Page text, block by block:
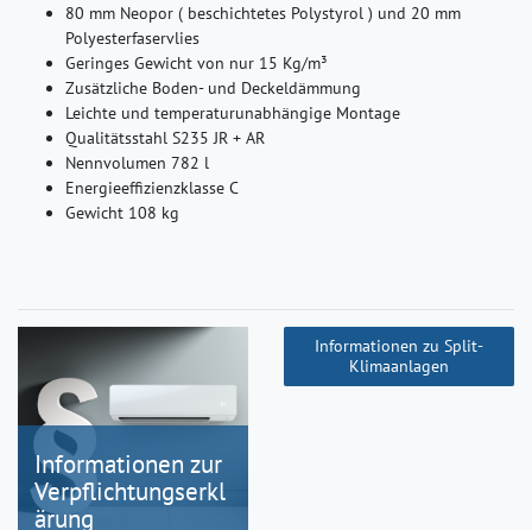
80 mm Neopor ( beschichtetes Polystyrol ) und 20 mm
Polyesterfaservlies
Geringes Gewicht von nur 15 Kg/m³
Zusätzliche Boden- und Deckeldämmung
Leichte und temperaturunabhängige Montage
Qualitätsstahl S235 JR + AR
Nennvolumen 782 l
Energieeffizienzklasse C
Gewicht 108 kg
Informationen zur
Verpflichtungserkl
ärung
Informationen zu Split-
Klimaanlagen